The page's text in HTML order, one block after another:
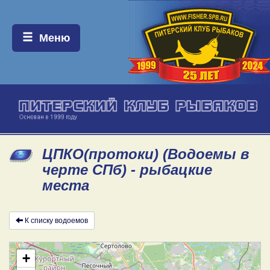
Меню:
Меню
ЦПКО(протоки) (Водоемы в
черте СПб) - рыбацкие
места
К списку водоемов
+